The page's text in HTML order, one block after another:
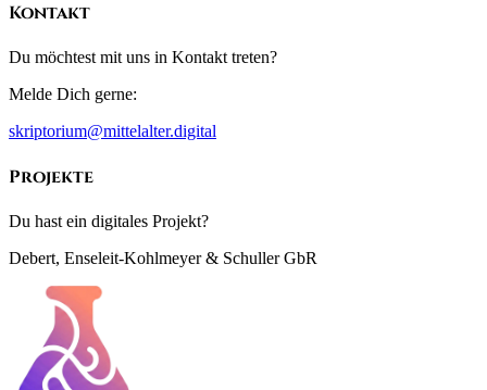
Kontakt
Du möchtest mit uns in Kontakt treten?
Melde Dich gerne:
skriptorium@mittelalter.digital
Projekte
Du hast ein digitales Projekt?
Debert, Enseleit-Kohlmeyer & Schuller GbR